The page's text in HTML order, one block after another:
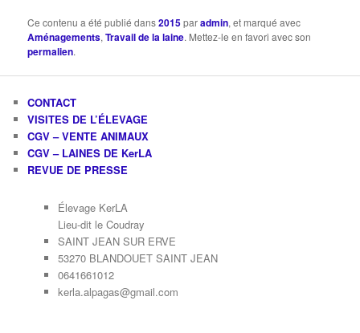
Ce contenu a été publié dans2015paradmin, et marqué avec
Aménagements,Travail de la laine. Mettez-le en favori avec son
permalien.
CONTACT
VISITES DE L’ÉLEVAGE
CGV – VENTE ANIMAUX
CGV – LAINES DE KerLA
REVUE DE PRESSE
Élevage KerLA
Lieu-dit le Coudray
SAINT JEAN SUR ERVE
53270 BLANDOUET SAINT JEAN
0641661012
kerla.alpagas@gmail.com